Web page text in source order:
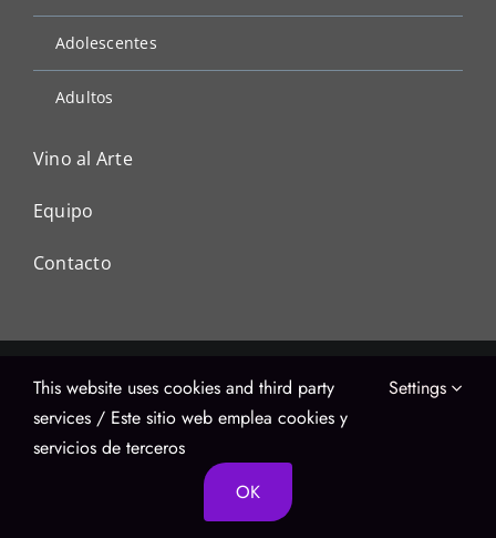
Adolescentes
Adultos
Vino al Arte
Equipo
Contacto
(512) 415-9376 artestudio.taller@gmail.com
This website uses cookies and third party
services / Este sitio web emplea cookies y
servicios de terceros
Settings
OK